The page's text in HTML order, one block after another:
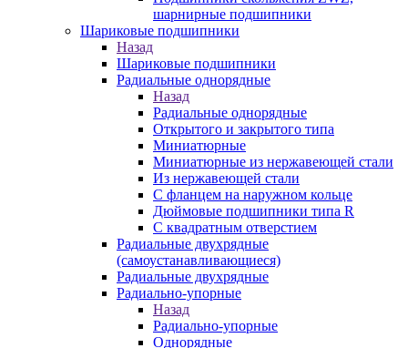
шарнирные подшипники
Шариковые подшипники
Назад
Шариковые подшипники
Радиальные однорядные
Назад
Радиальные однорядные
Открытого и закрытого типа
Миниатюрные
Миниатюрные из нержавеющей стали
Из нержавеющей стали
С фланцем на наружном кольце
Дюймовые подшипники типа R
С квадратным отверстием
Радиальные двухрядные
(самоустанавливающиеся)
Радиальные двухрядные
Радиально-упорные
Назад
Радиально-упорные
Однорядные